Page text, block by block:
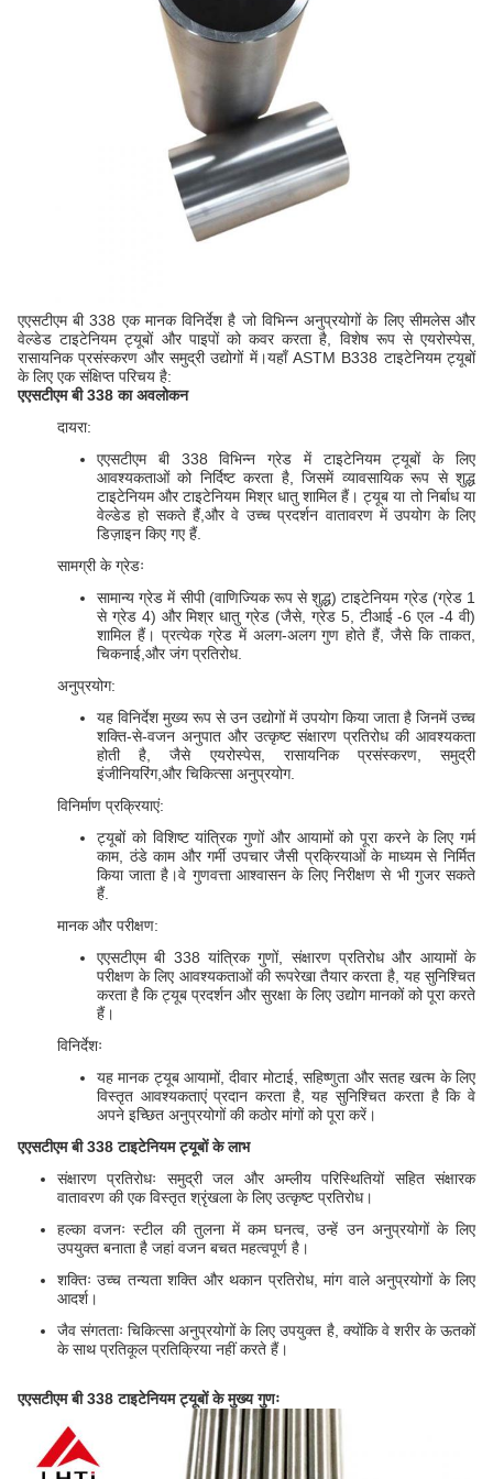
एएसटीएम बी 338 एक मानक विनिर्देश है जो विभिन्न अनुप्रयोगों के लिए सीमलेस और
वेल्डेड टाइटेनियम ट्यूबों और पाइपों को कवर करता है, विशेष रूप से एयरोस्पेस,
रासायनिक प्रसंस्करण और समुद्री उद्योगों में।यहाँ ASTM B338 टाइटेनियम ट्यूबों
के लिए एक संक्षिप्त परिचय है:
एएसटीएम बी 338 का अवलोकन
दायरा:
एएसटीएम बी 338 विभिन्न ग्रेड में टाइटेनियम ट्यूबों के लिए
आवश्यकताओं को निर्दिष्ट करता है, जिसमें व्यावसायिक रूप से शुद्ध
टाइटेनियम और टाइटेनियम मिश्र धातु शामिल हैं। ट्यूब या तो निर्बाध या
वेल्डेड हो सकते हैं,और वे उच्च प्रदर्शन वातावरण में उपयोग के लिए
डिज़ाइन किए गए हैं.
सामग्री के ग्रेडः
सामान्य ग्रेड में सीपी (वाणिज्यिक रूप से शुद्ध) टाइटेनियम ग्रेड (ग्रेड 1
से ग्रेड 4) और मिश्र धातु ग्रेड (जैसे, ग्रेड 5, टीआई -6 एल -4 वी)
शामिल हैं। प्रत्येक ग्रेड में अलग-अलग गुण होते हैं, जैसे कि ताकत,
चिकनाई,और जंग प्रतिरोध.
अनुप्रयोग:
यह विनिर्देश मुख्य रूप से उन उद्योगों में उपयोग किया जाता है जिनमें उच्च
शक्ति-से-वजन अनुपात और उत्कृष्ट संक्षारण प्रतिरोध की आवश्यकता
होती है, जैसे एयरोस्पेस, रासायनिक प्रसंस्करण, समुद्री
इंजीनियरिंग,और चिकित्सा अनुप्रयोग.
विनिर्माण प्रक्रियाएं:
ट्यूबों को विशिष्ट यांत्रिक गुणों और आयामों को पूरा करने के लिए गर्म
काम, ठंडे काम और गर्मी उपचार जैसी प्रक्रियाओं के माध्यम से निर्मित
किया जाता है।वे गुणवत्ता आश्वासन के लिए निरीक्षण से भी गुजर सकते
हैं.
मानक और परीक्षण:
एएसटीएम बी 338 यांत्रिक गुणों, संक्षारण प्रतिरोध और आयामों के
परीक्षण के लिए आवश्यकताओं की रूपरेखा तैयार करता है, यह सुनिश्चित
करता है कि ट्यूब प्रदर्शन और सुरक्षा के लिए उद्योग मानकों को पूरा करते
हैं।
विनिर्देशः
यह मानक ट्यूब आयामों, दीवार मोटाई, सहिष्णुता और सतह खत्म के लिए
विस्तृत आवश्यकताएं प्रदान करता है, यह सुनिश्चित करता है कि वे
अपने इच्छित अनुप्रयोगों की कठोर मांगों को पूरा करें।
एएसटीएम बी 338 टाइटेनियम ट्यूबों के लाभ
संक्षारण प्रतिरोधः समुद्री जल और अम्लीय परिस्थितियों सहित संक्षारक
वातावरण की एक विस्तृत श्रृंखला के लिए उत्कृष्ट प्रतिरोध।
हल्का वजनः स्टील की तुलना में कम घनत्व, उन्हें उन अनुप्रयोगों के लिए
उपयुक्त बनाता है जहां वजन बचत महत्वपूर्ण है।
शक्तिः उच्च तन्यता शक्ति और थकान प्रतिरोध, मांग वाले अनुप्रयोगों के लिए
आदर्श।
जैव संगतताः चिकित्सा अनुप्रयोगों के लिए उपयुक्त है, क्योंकि वे शरीर के ऊतकों
के साथ प्रतिकूल प्रतिक्रिया नहीं करते हैं।
एएसटीएम बी 338 टाइटेनियम ट्यूबों के मुख्य गुणः